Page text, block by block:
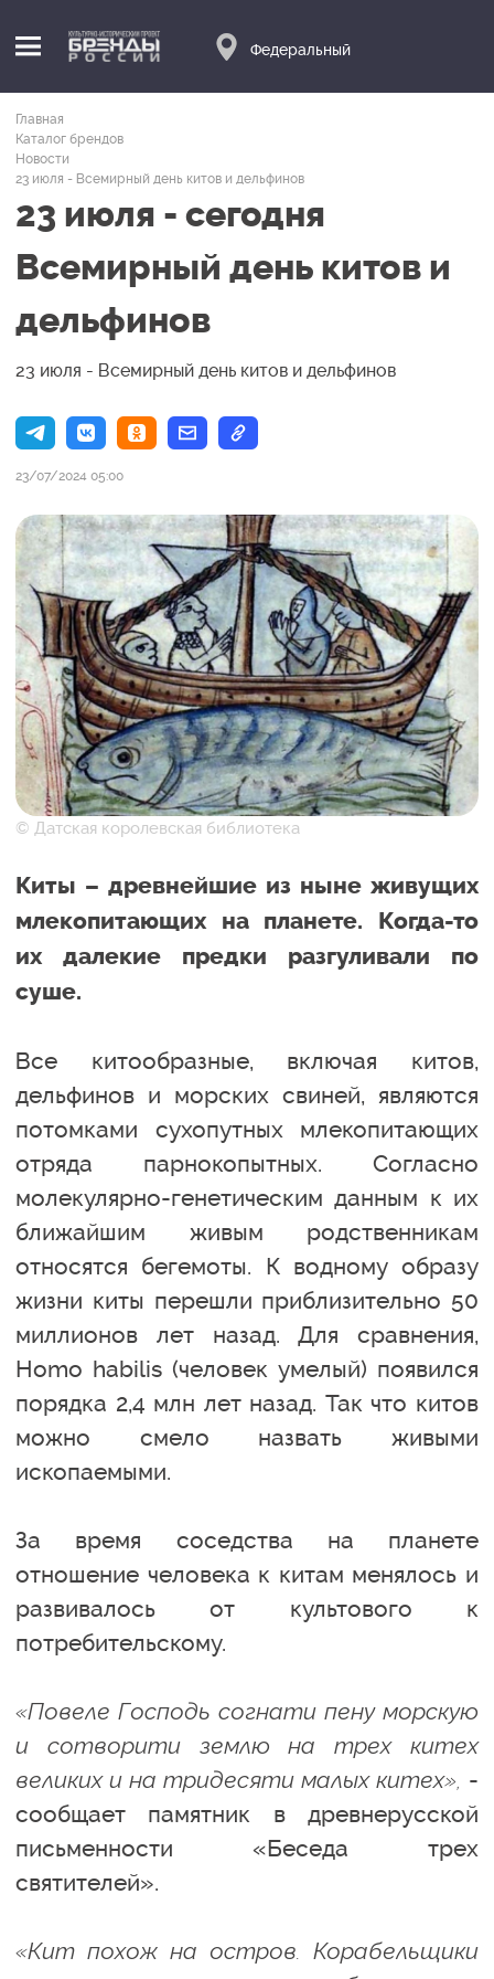
Федеральный
Главная
Каталог брендов
Новости
23 июля - Всемирный день китов и дельфинов
23 июля - сегодня
Всемирный день китов и
дельфинов
23 июля - Всемирный день китов и дельфинов
23/07/2024 05:00
© Датская королевская библиотека
Киты – древнейшие из ныне живущих
млекопитающих на планете. Когда-то
их далекие предки разгуливали по
суше.
Все китообразные, включая китов,
дельфинов и морских свиней, являются
потомками сухопутных млекопитающих
отряда парнокопытных. Согласно
молекулярно-генетическим данным к их
ближайшим живым родственникам
относятся бегемоты. К водному образу
жизни киты перешли приблизительно 50
миллионов лет назад. Для сравнения,
Homo habilis (человек умелый) появился
порядка 2,4 млн лет назад. Так что китов
можно смело назвать живыми
ископаемыми.
За время соседства на планете
отношение человека к китам менялось и
развивалось от культового к
потребительскому.
«Повеле Господь согнати пену морскую
и сотворити землю на трех китех
великих и на тридесяти малых китех», -
сообщает памятник в древнерусской
письменности «Беседа трех
святителей».
«Кит похож на остров. Корабельщики